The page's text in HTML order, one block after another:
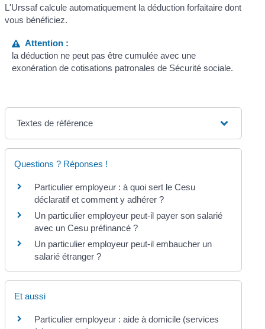
L'Urssaf calcule automatiquement la déduction forfaitaire dont
vous bénéficiez.
Attention :
la déduction ne peut pas être cumulée avec une
exonération de cotisations patronales de Sécurité sociale.
Textes de référence
Questions ? Réponses !
Particulier employeur : à quoi sert le Cesu
déclaratif et comment y adhérer ?
Un particulier employeur peut-il payer son salarié
avec un Cesu préfinancé ?
Un particulier employeur peut-il embaucher un
salarié étranger ?
Et aussi
Particulier employeur : aide à domicile (services